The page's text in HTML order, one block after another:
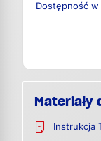
Dostępność
Materiały
Instrukcja